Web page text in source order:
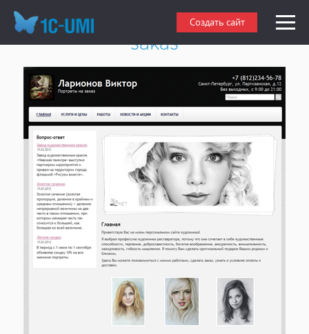
Создать сайт
Создать сайт - портреты на
заказ